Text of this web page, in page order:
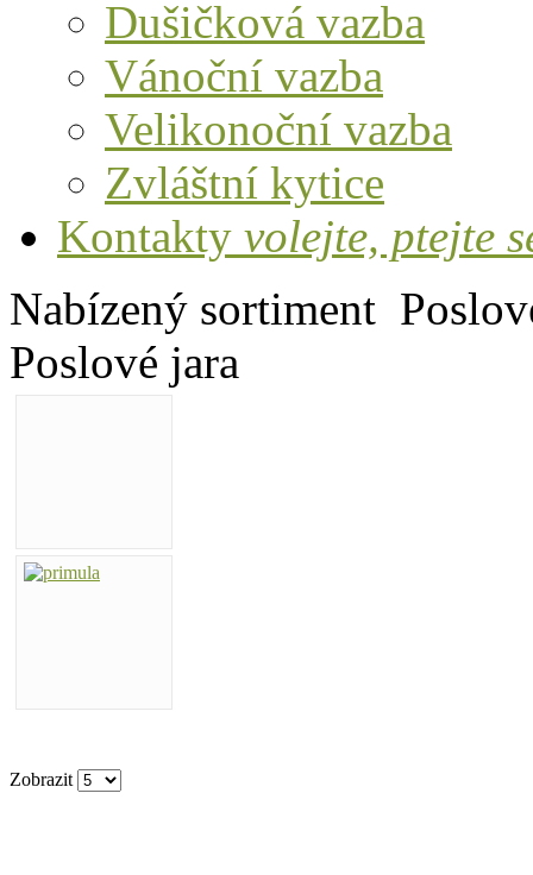
Dušičková vazba
Vánoční vazba
Velikonoční vazba
Zvláštní kytice
Kontakty volejte, ptejte
Nabízený sortiment
Poslové jara
Zobrazit